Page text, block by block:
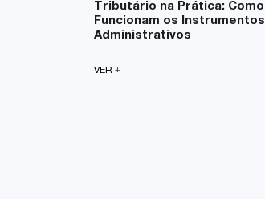
Tributário na Prática: Como
Funcionam os Instrumentos
Administrativos
VER +